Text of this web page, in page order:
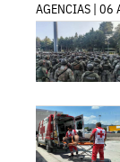
AGENCIAS | 06